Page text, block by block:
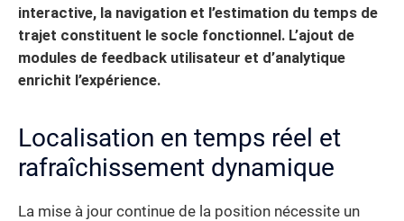
interactive, la navigation et l’estimation du temps de
trajet constituent le socle fonctionnel. L’ajout de
modules de feedback utilisateur et d’analytique
enrichit l’expérience.
Localisation en temps réel et
rafraîchissement dynamique
La mise à jour continue de la position nécessite un